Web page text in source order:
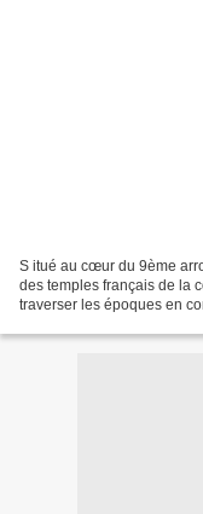
S itué au cœur du 9ème
des temples français de la
traverser les époques en